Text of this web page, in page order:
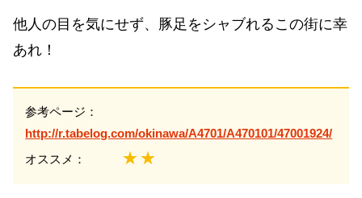
他人の目を気にせず、豚足をシャブれるこの街に幸
あれ！
参考ページ：
http://r.tabelog.com/okinawa/A4701/A470101/47001924/
オススメ： ★★